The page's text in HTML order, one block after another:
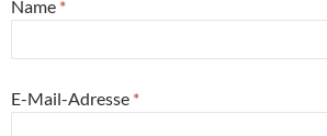
Name *
E-Mail-Adresse *